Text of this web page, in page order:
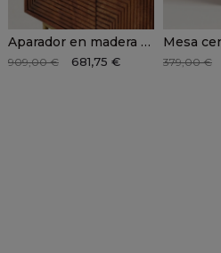
Aparador en madera de mango SANTORINI
909,00 € 681,75 € 379,00 €